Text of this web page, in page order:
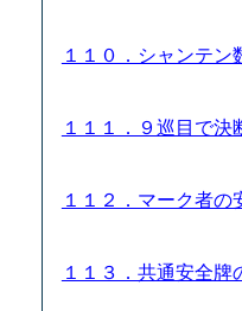
１１０．シャンテ
１１１．９巡目で
１１２．マーク者
１１３．共通安全